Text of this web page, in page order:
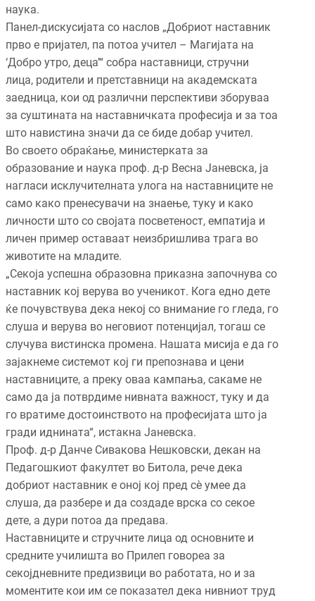
наука.
Панел-дискусијата со наслов „Добриот наставник
прво е пријател, па потоа учител – Магијата на
‘Добро утро, деца’“ собра наставници, стручни
лица, родители и претставници на академската
заедница, кои од различни перспективи зборуваа
за суштината на наставничката професија и за тоа
што навистина значи да се биде добар учител.
Во своето обраќање, министерката за
образование и наука проф. д-р Весна Јаневска, ја
нагласи исклучителната улога на наставниците не
само како пренесувачи на знаење, туку и како
личности што со својата посветеност, емпатија и
личен пример оставаат неизбришлива трага во
животите на младите.
„Секоја успешна образовна приказна започнува со
наставник кој верува во ученикот. Кога едно дете
ќе почувствува дека некој со внимание го гледа, го
слуша и верува во неговиот потенцијал, тогаш се
случува вистинска промена. Нашата мисија е да го
зајакнеме системот кој ги препознава и цени
наставниците, а преку оваа кампања, сакаме не
само да ја потврдиме нивната важност, туку и да
го вратиме достоинството на професијата што ја
гради иднината“, истакна Јаневска.
Проф. д-р Данче Сивакова Нешковски, декан на
Педагошкиот факултет во Битола, рече дека
добриот наставник е оној кој пред сѐ умее да
слуша, да разбере и да создаде врска со секое
дете, а дури потоа да предава.
Наставниците и стручните лица од основните и
средните училишта во Прилеп говореа за
секојдневните предизвици во работата, но и за
моментите кои им се показател дека нивниот труд